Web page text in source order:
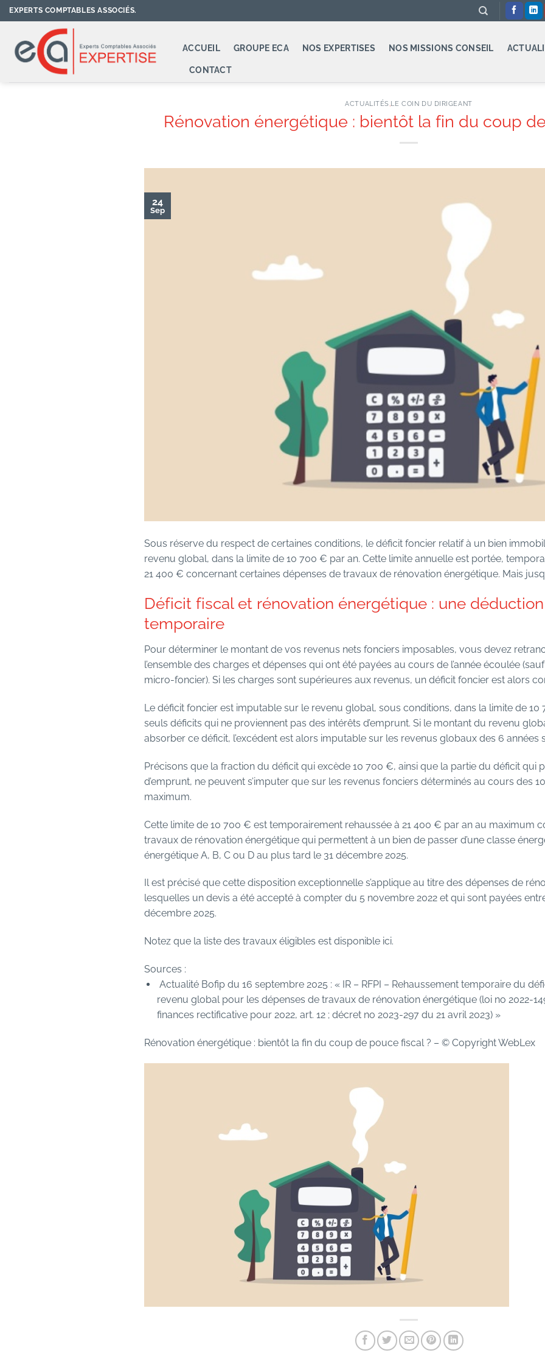
Passer
au
contenu
EXPERTS COMPTABLES ASSOCIÉS.
ACCUEIL GROUPE ECA NOS EXPERTISES NOS MISSIONS CONSEIL
CONTACT
ACTUALITÉS,LE COIN DU DIRIGEANT
Rénovation énergétique : bientôt la fin du coup
24
Sep
Sous réserve du respect de certaines conditions, le déficit foncier relatif à un bien
revenu global, dans la limite de 10 700 € par an. Cette limite annuelle est portée,
21 400 € concernant certaines dépenses de travaux de rénovation énergétique. Mais
Déficit fiscal et rénovation énergétique : une
temporaire
Pour déterminer le montant de vos revenus nets fonciers imposables, vous devez
l’ensemble des charges et dépenses qui ont été payées au cours de l’année écoulée
micro-foncier). Si les charges sont supérieures aux revenus, un déficit foncier est alors
Le déficit foncier est imputable sur le revenu global, sous conditions, dans la limite de 10
seuls déficits qui ne proviennent pas des intérêts d’emprunt. Si le montant du revenu
absorber ce déficit, l’excédent est alors imputable sur les revenus globaux des 6 années
Précisons que la fraction du déficit qui excède 10 700 €, ainsi que la partie du déficit qui
d’emprunt, ne peuvent s’imputer que sur les revenus fonciers déterminés au cours des
maximum.
Cette limite de 10 700 € est temporairement rehaussée à 21 400 € par an au maximum
travaux de rénovation énergétique qui permettent à un bien de passer d’une classe
énergétique A, B, C ou D au plus tard le 31 décembre 2025.
Il est précisé que cette disposition exceptionnelle s’applique au titre des dépenses de
lesquelles un devis a été accepté à compter du 5 novembre 2022 et qui sont payées
décembre 2025.
Notez que la liste des travaux éligibles est disponible ici.
Sources :
Actualité Bofip du 16 septembre 2025 : « IR – RFPI – Rehaussement temporaire du
revenu global pour les dépenses de travaux de rénovation énergétique (loi no 2022-
finances rectificative pour 2022, art. 12 ; décret no 2023-297 du 21 avril 2023) »
Rénovation énergétique : bientôt la fin du coup de pouce fiscal ? – © Copyright WebLex